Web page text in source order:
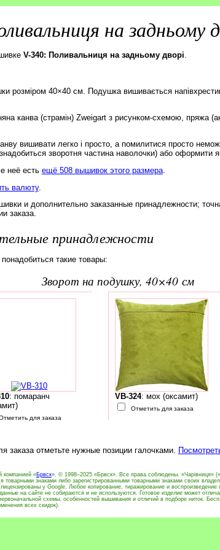
на задньому
V-340: Поливальниця на задньому дворі
розміром 40×40 см. Подушка вишивається
канва (страмін) Zweigart з рисунком-схемою, пряжа
вишивати легко і просто, а помилитися просто
зворотня частина наволочки) або оформити
неё есть ещё 508 вышивок этого размера.
валюту.
и дополнительно заказанные принадлежности;
заказа.
принадлежности
такие товары:
зворот на подушку, 40×40 см
: помаранч
для заказа
VB-324: мох (оксамит)
Отметить для заказа
заказа отметьте нужные позиции галочками.
компанией «Брвск». © 1998–2025 «Брвск». Все права соблюдены. «Чарівниця»
товарными знаками либо зарегистрированными товарными знаками своих
у Google. Любое копирование, тиражирование и
на сайте не собираются и не используются. Готовое изделие может
схемы, особенностей вышивания и отличий в подборе ниток.
всех скидок).